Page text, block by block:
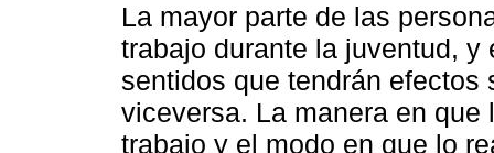
La mayor parte de las
trabajo durante la juventud,
sentidos que tendrán
viceversa. La manera en
trabajo y el modo en que lo